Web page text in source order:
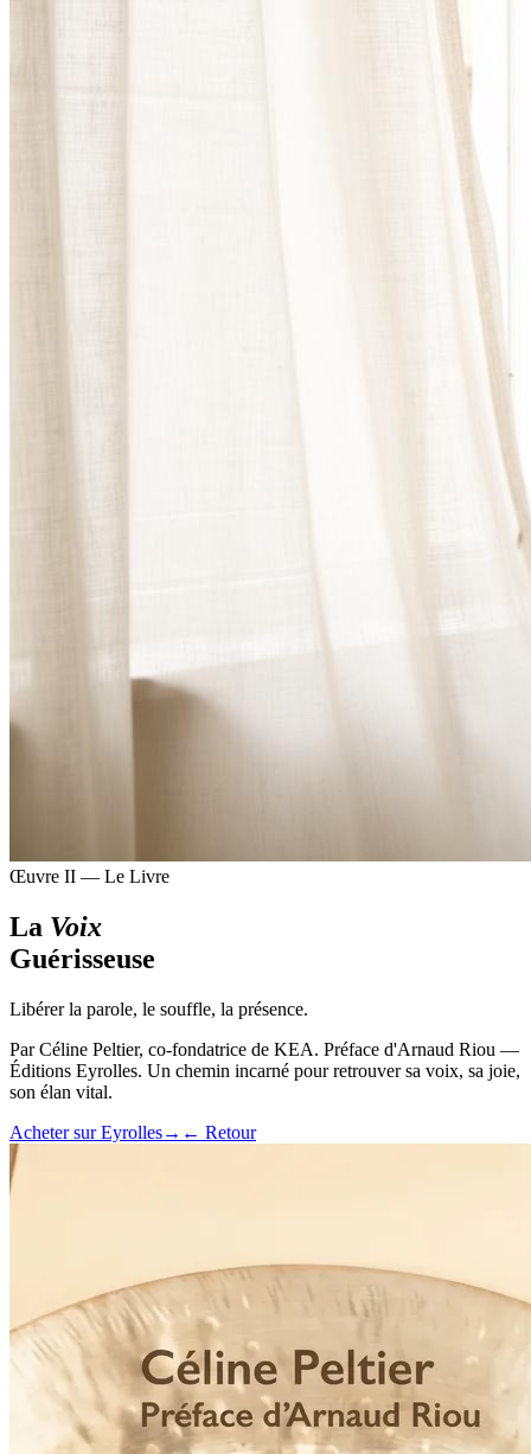
Œuvre II — Le Livre
La Voix
Guérisseuse
Libérer la parole, le souffle, la présence.
ParCéline Peltier, co-fondatrice de KEA. Préface d'Arnaud Riou —
Éditions Eyrolles. Un chemin incarné pour retrouver sa voix, sa joie,
son élan vital.
Acheter sur Eyrolles→ ← Retour